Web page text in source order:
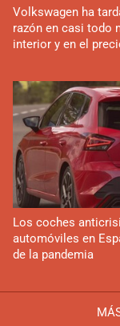
Volkswagen ha
razón en casi todo
interior y en el
Los coches
automóviles en
de la pandemia